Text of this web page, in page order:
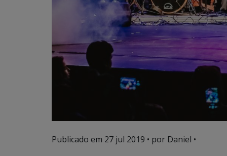
Publicado em 27 jul 2019 • por Daniel •